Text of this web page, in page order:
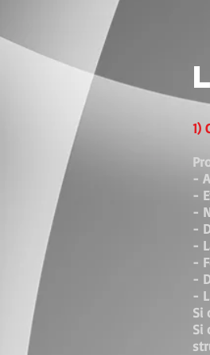
1)
-
-
-
-
-
-
-
-
Si
Si